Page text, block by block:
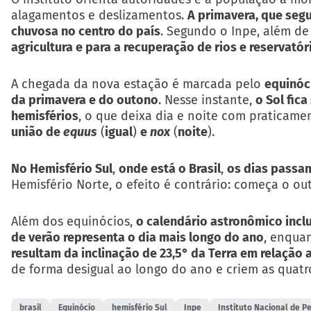
alagamentos e deslizamentos. A primavera, que
chuvosa no centro do país. Segundo o Inpe, além
agricultura e para a recuperação de rios e
A chegada da nova estação é marcada pelo
da primavera e do outono. Nesse instante, o Sol
hemisférios, o que deixa dia e noite com
união deequus (igual) enox(noite).
No Hemisfério Sul, onde está o Brasil, os dias
Hemisfério Norte, o efeito é contrário: começa o
Além dos equinócios, o calendário astronômico
de verão representa o dia mais longo do ano,
resultam da inclinação de 23,5° da Terra em
de forma desigual ao longo do ano e criem as
brasil Equinócio hemisfério Sul Inpe Instituto Nacional de